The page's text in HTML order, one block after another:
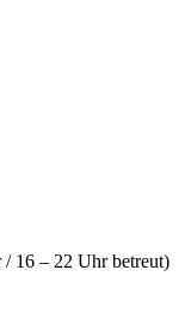
16 – 22 Uhr betreut)